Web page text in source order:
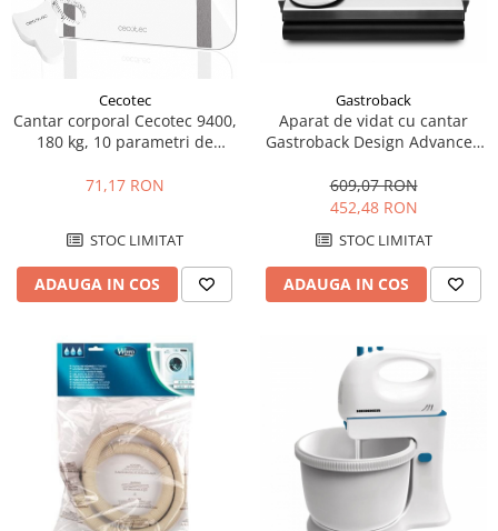
Boxe portabile
Camere video & sport
Console & Jocuri
Accesorii console & PC
Console Hardware
Ochelari VR Gaming
Scaune gaming
Home Cinema & Audio
Mediaplayere
Sisteme audio
Imprimante & Scannere
Monitoare
Playere, Boxe & Casti
Cecotec
Cantar corporal Cecotec 9400,
180 kg, 10 parametri de
utilizatori, Display LCD, Sticla
71,17 RON
STOC LIMITAT
ADAUGA IN COS
Gastroback
Aparat de vidat cu cantar
Gastroback Design Advanced
umeda/uscata, 120 W, Cantar
incorporat, Touch Screen,
609,07 RON
452,48 RON
STOC LIMITAT
ADAUGA IN COS